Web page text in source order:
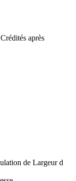
Crédités après
de Largeur d